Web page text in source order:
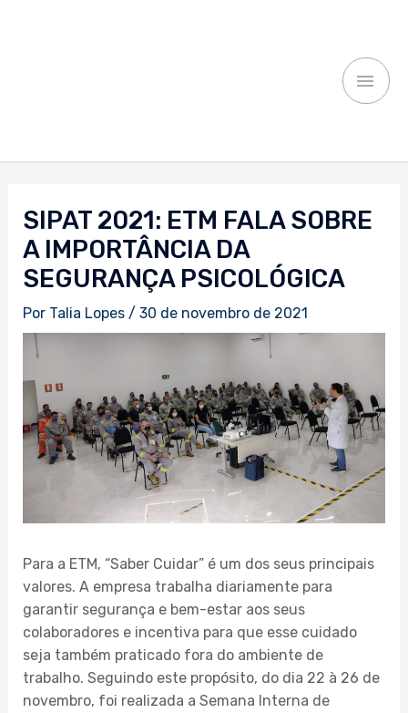
SIPAT 2021: ETM FALA SOBRE
A IMPORTÂNCIA DA
SEGURANÇA PSICOLÓGICA
Por Talia Lopes / 30 de novembro de 2021
Para a ETM, “Saber Cuidar” é um dos seus principais
valores. A empresa trabalha diariamente para
garantir segurança e bem-estar aos seus
colaboradores e incentiva para que esse cuidado
seja também praticado fora do ambiente de
trabalho. Seguindo este propósito, do dia 22 à 26 de
novembro, foi realizada a Semana Interna de
Post